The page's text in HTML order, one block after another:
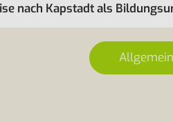
nach Kapstadt als